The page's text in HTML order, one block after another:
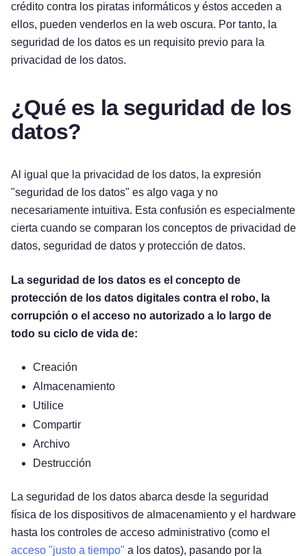
crédito contra los piratas informáticos y éstos acceden a
ellos, pueden venderlos en la web oscura. Por tanto, la
seguridad de los datos es un requisito previo para la
privacidad de los datos.
¿Qué es la seguridad de los
datos?
Al igual que la privacidad de los datos, la expresión
"seguridad de los datos" es algo vaga y no
necesariamente intuitiva. Esta confusión es especialmente
cierta cuando se comparan los conceptos de privacidad de
datos, seguridad de datos y protección de datos.
La seguridad de los datos es el concepto de
protección de los datos digitales contra el robo, la
corrupción o el acceso no autorizado a lo largo de
todo su ciclo de vida de:
Creación
Almacenamiento
Utilice
Compartir
Archivo
Destrucción
La seguridad de los datos abarca desde la seguridad
física de los dispositivos de almacenamiento y el hardware
hasta los controles de acceso administrativo (como el
acceso "justo a tiempo" a los datos), pasando por la